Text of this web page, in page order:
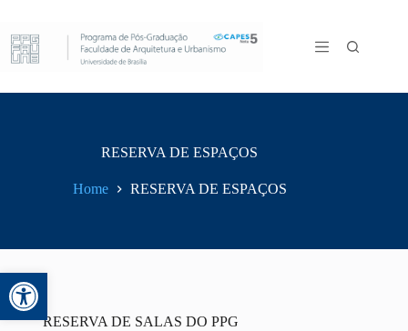
Abrir a barra de ferramentas
RESERVA DE ESPAÇOS
Home RESERVA DE ESPAÇOS
RESERVA DE SALAS DO PPG